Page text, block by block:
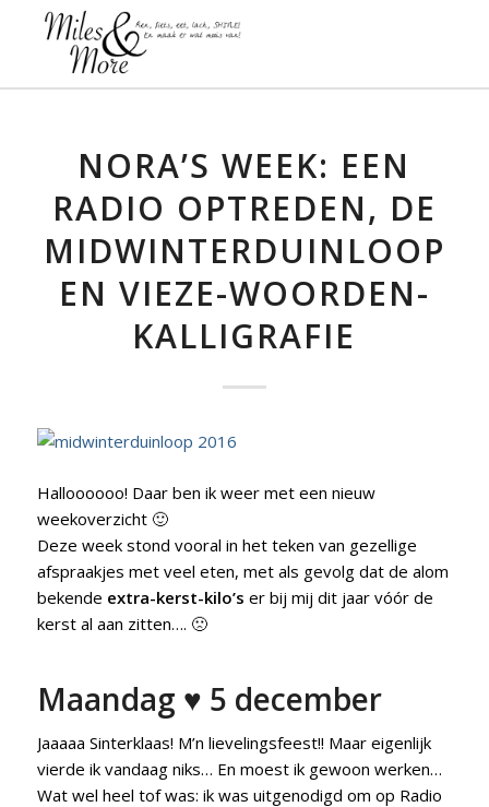
NORA’S WEEK: EEN
RADIO OPTREDEN, DE
MIDWINTERDUINLOOP
EN VIEZE-WOORDEN-
KALLIGRAFIE
Halloooooo! Daar ben ik weer met een nieuw
weekoverzicht 🙂
Deze week stond vooral in het teken van gezellige
afspraakjes met veel eten, met als gevolg dat de alom
bekende extra-kerst-kilo’s er bij mij dit jaar vóór de
kerst al aan zitten…. 🙁
Maandag ♥ 5 december
Jaaaaa Sinterklaas! M’n lievelingsfeest!! Maar eigenlijk
vierde ik vandaag niks… En moest ik gewoon werken…
Wat wel heel tof was: ik was uitgenodigd om op Radio